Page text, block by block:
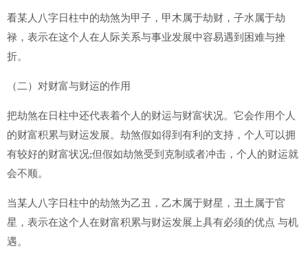
看某人八字日柱中的劫煞为甲子，甲木属于劫财，子水属于劫
禄，表示在这个人在人际关系与事业发展中容易遇到困难与挫
折。
（二）对财富与财运的作用
把劫煞在日柱中还代表着个人的财运与财富状况。它会作用个人
的财富积累与财运发展。劫煞假如得到有利的支持，个人可以拥
有较好的财富状况;但假如劫煞受到克制或者冲击，个人的财运就
会不顺。
当某人八字日柱中的劫煞为乙丑，乙木属于财星，丑土属于官
星，表示在这个人在财富积累与财运发展上具有必须的优点 与机
遇。